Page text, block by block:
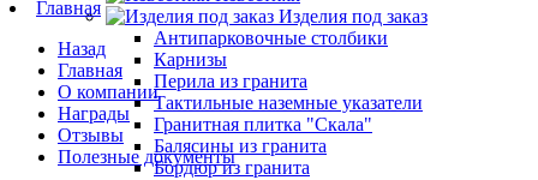
Изделия под заказ
Антипарковочные столбики
Карнизы
Перила из гранита
Тактильные наземные указатели
Гранитная плитка "Скала"
Балясины из гранита
Бордюр из гранита
Главная
Назад
Главная
О компании
Награды
Отзывы
Полезные документы